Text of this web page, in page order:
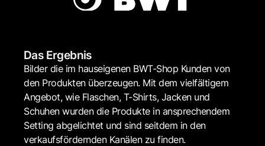
Das Ergebnis
Bilder die im hauseigenen BWT-Shop Kunden von
den Produkten überzeugen. Mit dem vielfältigem
Angebot, wie Flaschen, T-Shirts, Jacken und
Schuhen wurden die Produkte in ansprechendem
Setting abgelichtet und sind seitdem in den
verkaufsfördernden Kanälen zu finden.